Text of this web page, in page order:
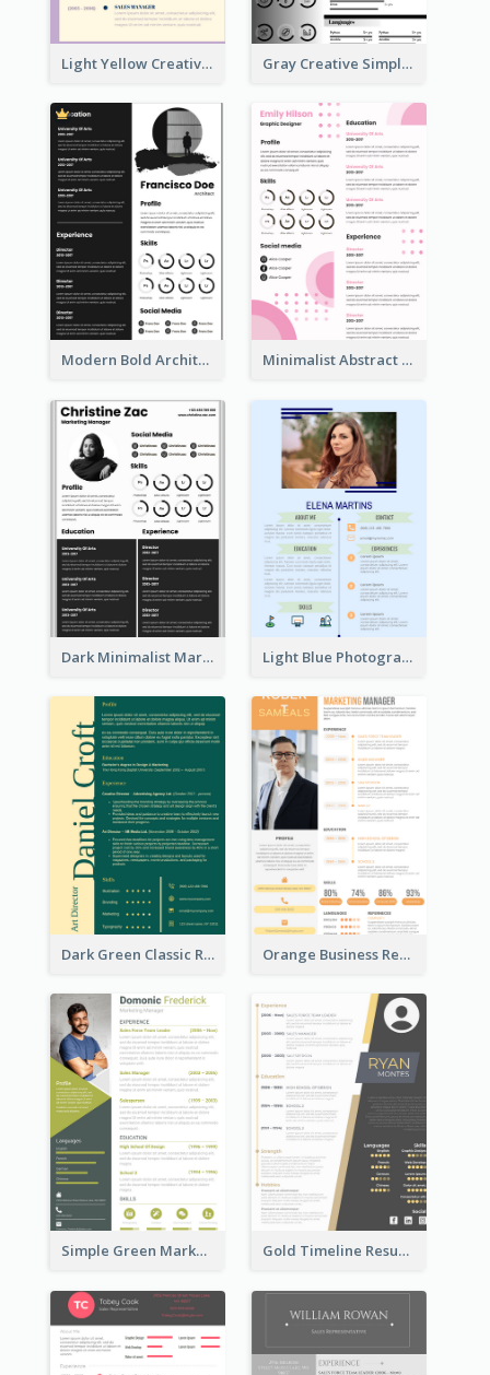
Light Yellow Creative Resume Gray Creative Simple Resume
Modern Bold Architect Resume Minimalist Abstract Pink Resume
Dark Minimalist Marketing Manager Resume Light Blue Photographer Resume
Dark Green Classic Resume Orange Business Resume
Simple Green Marketer Resume Gold Timeline Resume